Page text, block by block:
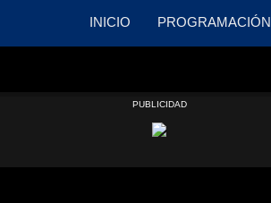
INICIO PROGRAMACIÓN
PUBLICIDAD